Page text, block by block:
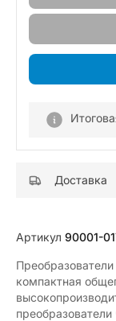
Доставка
Артикул 90001-
компактная